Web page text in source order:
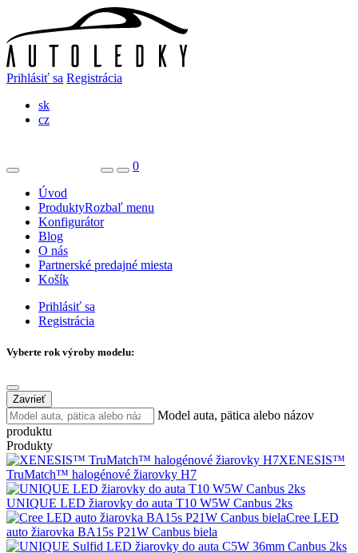
Prihlásiť sa Registrácia
sk
cz
0
Úvod
ProduktyRozbaľ menu
Konfigurátor
Blog
O nás
Partnerské predajné miesta
Košík
Prihlásiť sa
Registrácia
Vyberte rok výroby modelu:
Zavrieť
Model auta, pätica alebo názov
produktu
Produkty
XENESIS™
TruMatch™ halogénové žiarovky H7
UNIQUE LED žiarovky do auta T10 W5W Canbus 2ks
Cree LED
auto žiarovka BA15s P21W Canbus biela